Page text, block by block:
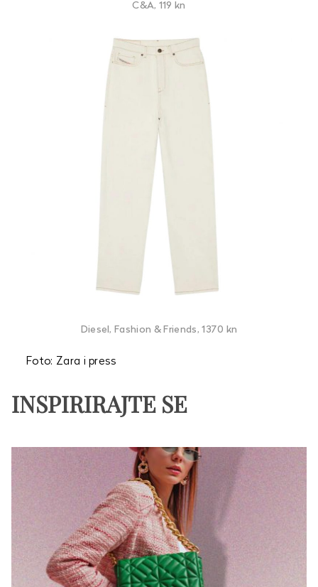
C&A, 119 kn
Diesel, Fashion & Friends, 1370 kn
Foto: Zara i press
INSPIRIRAJTE SE